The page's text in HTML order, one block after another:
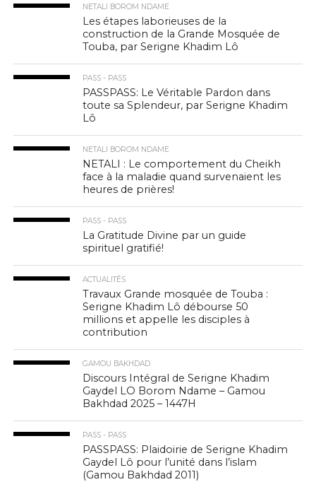
NETALI BOROM NDAME
Les étapes laborieuses de la
construction de la Grande Mosquée de
Touba, par Serigne Khadim Lô
PASS - PASS
PASSPASS: Le Véritable Pardon dans
toute sa Splendeur, par Serigne Khadim
Lô
NETALI BOROM NDAME
NETALI : Le comportement du Cheikh
face à la maladie quand survenaient les
heures de prières!
PASS - PASS
La Gratitude Divine par un guide
spirituel gratifié!
ACTUALITÉS
Travaux Grande mosquée de Touba :
Serigne Khadim Lô débourse 50
millions et appelle les disciples à
contribution
GAMOU BAKHDAD
Discours Intégral de Serigne Khadim
Gaydel LO Borom Ndame – Gamou
Bakhdad 2025 – 1447H
PASS - PASS
PASSPASS: Plaidoirie de Serigne Khadim
Gaydel Lô pour l’unité dans l’islam
(Gamou Bakhdad 2011)